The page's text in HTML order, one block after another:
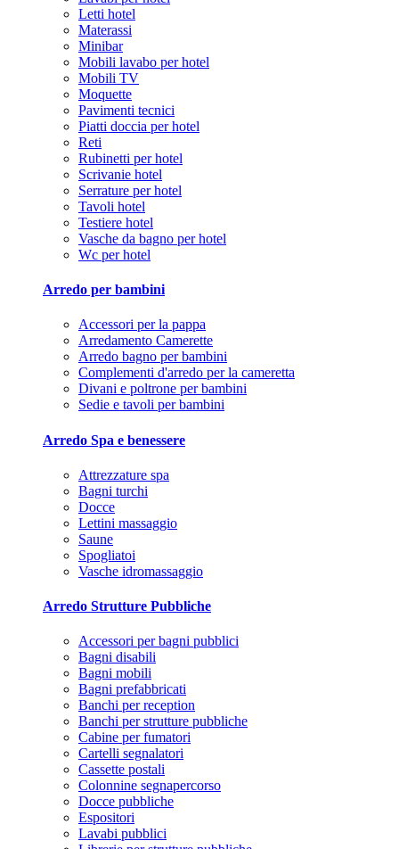
Letti hotel
Materassi
Minibar
Mobili lavabo per hotel
Mobili TV
Moquette
Pavimenti tecnici
Piatti doccia per hotel
Reti
Rubinetti per hotel
Scrivanie hotel
Serrature per hotel
Tavoli hotel
Testiere hotel
Vasche da bagno per hotel
Wc per hotel
Arredo per bambini
Accessori per la pappa
Arredamento Camerette
Arredo bagno per bambini
Complementi d'arredo per la cameretta
Divani e poltrone per bambini
Sedie e tavoli per bambini
Arredo Spa e benessere
Attrezzature spa
Bagni turchi
Docce
Lettini massaggio
Saune
Spogliatoi
Vasche idromassaggio
Arredo Strutture Pubbliche
Accessori per bagni pubblici
Bagni disabili
Bagni mobili
Bagni prefabbricati
Banchi per reception
Banchi per strutture pubbliche
Cabine per fumatori
Cartelli segnalatori
Cassette postali
Colonnine segnapercorso
Docce pubbliche
Espositori
Lavabi pubblici